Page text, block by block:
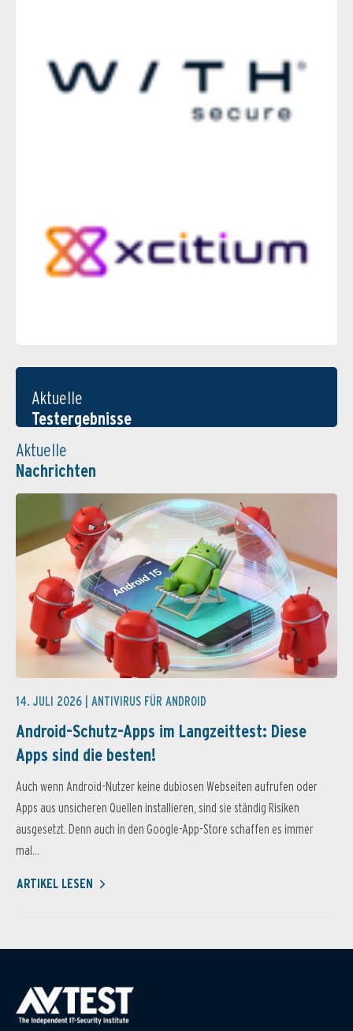
Aktuelle
Testergebnisse
Aktuelle
Nachrichten
14. JULI 2026 | ANTIVIRUS FÜR ANDROID
Android-Schutz-Apps im Langzeittest: Diese
Apps sind die besten!
Auch wenn Android-Nutzer keine dubiosen Webseiten aufrufen oder
Apps aus unsicheren Quellen installieren, sind sie ständig Risiken
ausgesetzt. Denn auch in den Google-App-Store schaffen es immer
mal...
ARTIKEL LESEN